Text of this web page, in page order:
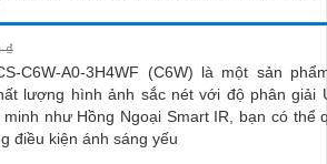
₫
C6W-A0-3H4WF (C6W) là một sản
lượng hình ảnh sắc nét với độ phân giải
như Hồng Ngoại Smart IR, bạn có thể
điều kiện ánh sáng yếu